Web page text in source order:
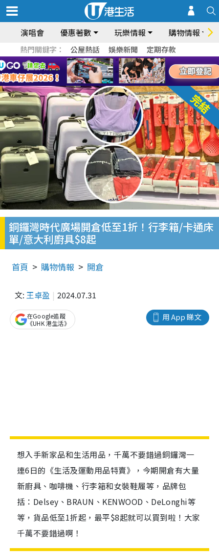
演唱會 優惠著數 玩樂情報 購物情報
熱門關鍵字： 公屋熱話 娛樂新聞 定期存款
銅鑼灣時代廣場開倉低至1折！行李箱/卡通床
單/意大利廚具$8起
首頁 購物情報 開倉
文: 王卓盈 2024.07.31
用 App 睇文
在Google追蹤
《UHK 港生活》
想入手新家品和生活用品，千萬不要錯過銅鑼灣一
連6日的《生活及運動用品特賣》，今期開倉有大量
新廚具、咖啡機、行李箱和女裝鞋履等，品牌包
括：Delsey、BRAUN、KENWOOD、DeLonghi等
等，貨品低至1折起，最平$8起就可以買到啦！大家
千萬不要錯過啊！